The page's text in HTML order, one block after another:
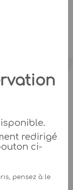
redirigé
ci-
pensez à le